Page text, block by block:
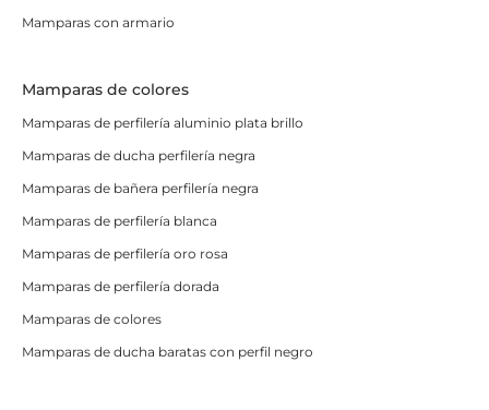
Mamparas con armario
Mamparas de colores
Mamparas de perfilería aluminio plata brillo
Mamparas de ducha perfilería negra
Mamparas de bañera perfilería negra
Mamparas de perfilería blanca
Mamparas de perfilería oro rosa
Mamparas de perfilería dorada
Mamparas de colores
Mamparas de ducha baratas con perfil negro